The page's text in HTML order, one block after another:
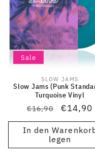
Sale
Anbieter:
SLOW JAMS
Slow Jams (Punk
Turquoise Vinyl
Normaler
Preis
€16,90 €14,90
In den
legen